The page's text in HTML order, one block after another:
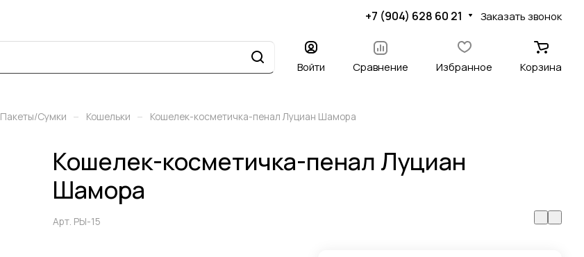
+7 (904) 628 60 21 Заказать звонок
Войти Сравнение Избранное Корзина
Пакеты/Сумки – Кошельки – Кошелек-косметичка-пенал Луциан Шамора
Кошелек-косметичка-пенал Луциан
Шамора
Арт. РЫ-15